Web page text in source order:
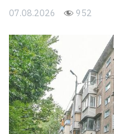
07.08.2026 952